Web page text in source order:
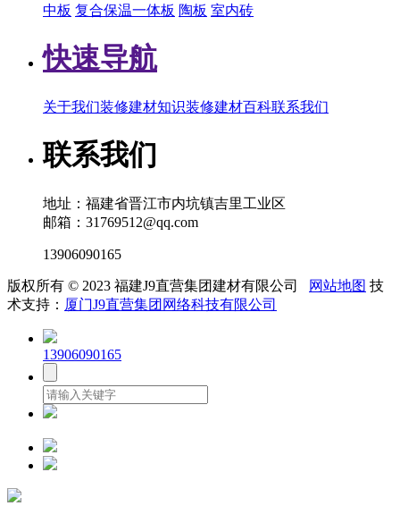
中板 复合保温一体板 陶板 室内砖
快速导航
关于我们装修建材知识装修建材百科联系我们
联系我们
地址：福建省晋江市内坑镇吉里工业区
邮箱：31769512@qq.com
13906090165
版权所有 © 2023 福建J9直营集团建材有限公司 网站地图 技
术支持： 厦门J9直营集团网络科技有限公司
13906090165